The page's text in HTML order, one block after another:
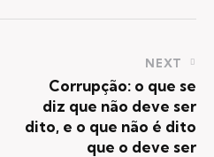
NEXT
Corrupção: o que se
diz que não deve ser
dito, e o que não é dito
que o deve ser